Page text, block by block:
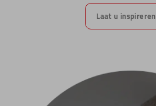
Laat u inspireren